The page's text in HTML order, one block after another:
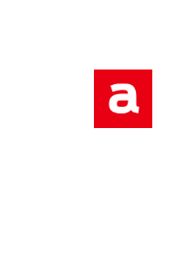
содержимому